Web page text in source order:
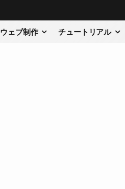
ウェブ制作 チュートリアル